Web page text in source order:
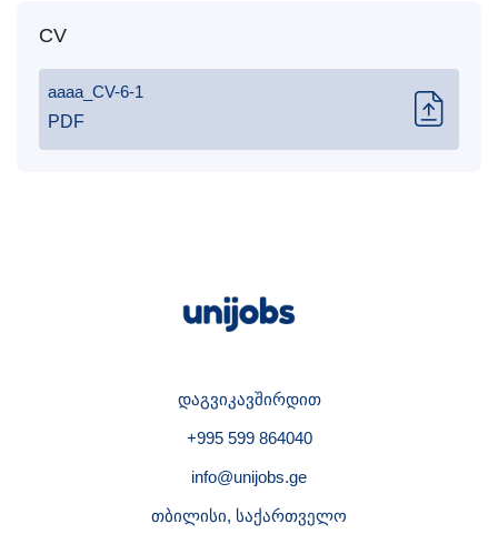
CV
aaaa_CV-6-1
PDF
დაგვიკავშირდით
+995 599 864040
info@unijobs.ge
თბილისი, საქართველო